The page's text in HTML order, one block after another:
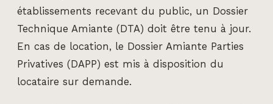
établissements recevant du public, un Dossier
Technique Amiante (DTA) doit être tenu à jour.
En cas de location, le Dossier Amiante Parties
Privatives (DAPP) est mis à disposition du
locataire sur demande.